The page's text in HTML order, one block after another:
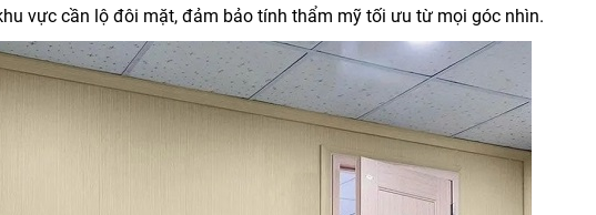
vực cần lộ đôi mặt, đảm bảo tính thẩm mỹ tối ưu từ mọi góc nhìn.